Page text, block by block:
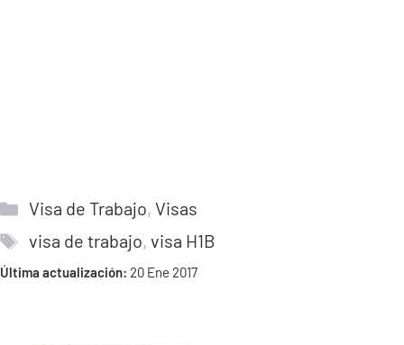
Categorías
Visa de Trabajo, Visas
Etiquetas
visa de trabajo, visa H1B
Última actualización: 20 Ene 2017